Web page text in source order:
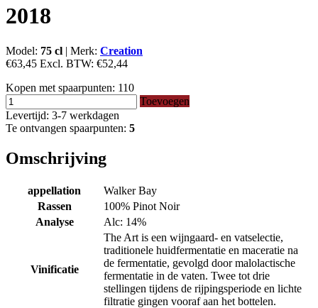
2018
Model: 75 cl | Merk: Creation
€63,45 Excl. BTW: €52,44
Kopen met spaarpunten: 110
Toevoegen
Levertijd: 3-7 werkdagen
Te ontvangen spaarpunten: 5
Omschrijving
appellation
Walker Bay
Rassen
100% Pinot Noir
Analyse
Alc: 14%
Vinificatie
The Art is een wijngaard- en vatselectie,
traditionele huidfermentatie en maceratie na
de fermentatie, gevolgd door malolactische
fermentatie in de vaten. Twee tot drie
stellingen tijdens de rijpingsperiode en lichte
filtratie gingen vooraf aan het bottelen.